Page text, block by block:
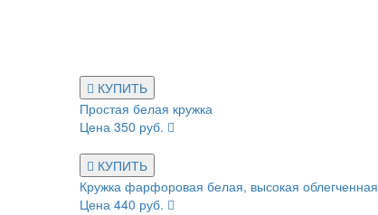
КУПИТЬ
Простая белая кружка
Цена 350 руб.
КУПИТЬ
Кружка фарфоровая белая, высокая облегченная
Цена 440 руб.